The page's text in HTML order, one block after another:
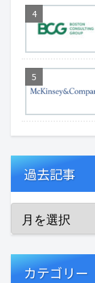
過去記事
カテゴリー